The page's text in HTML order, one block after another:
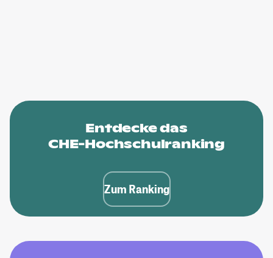
Entdecke das
CHE-Hochschulranking
Zum Ranking